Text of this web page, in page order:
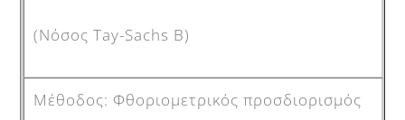
(Νόσος Tay-Sachs Β)
Φθοριομετρικός προσδιορισμός